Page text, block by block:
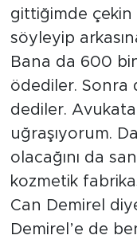
gittiğimde çekin
söyleyip
Bana da 600
ödediler. Sonra
dediler.
uğraşıyorum.
olacağını da
kozmetik
Can Demirel
Demirel’e de